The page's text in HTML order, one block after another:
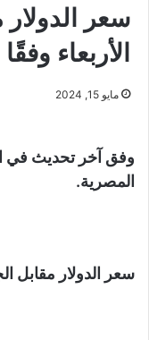
سعر الدولار
الأربعاء
مايو 15, 2024
وفق آخر تحديث في
المصرية.
سعر الدولار مقابل